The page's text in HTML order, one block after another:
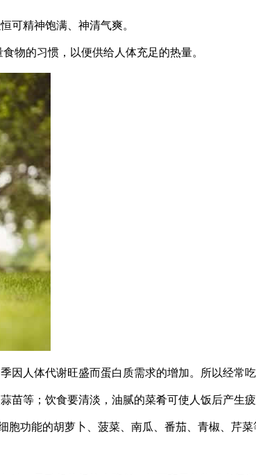
精神饱满、神清气爽。
的习惯，以便供给人体充足的热量。
人体代谢旺盛而蛋白质需求的增加。所以经常
等；饮食要清淡，油腻的菜肴可使人饭后产生
功能的胡萝卜、菠菜、南瓜、番茄、青椒、芹菜